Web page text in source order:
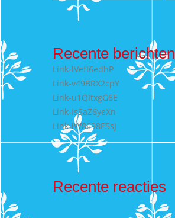
naar:
Recente berichten
Link-lVefI6edhP
Link-v49BRX2cpY
Link-u1QItxgG6E
Link-IsSaZ6yeXn
Link-lW8698E5sJ
Recente reacties